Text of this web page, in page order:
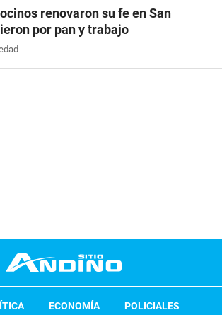
renovaron su fe en San
por pan y trabajo
ECONOMÍA POLICIALES